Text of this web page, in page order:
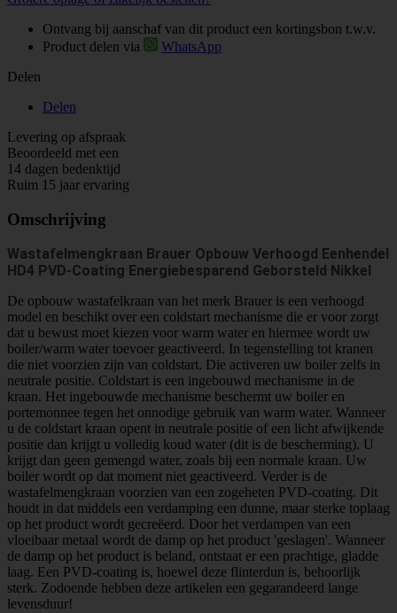
Ontvang bij aanschaf van dit product een kortingsbon t.w.v.
Product delen via
WhatsApp
Delen
Delen
Levering op afspraak
Beoordeeld met een
14 dagen bedenktijd
Ruim 15 jaar ervaring
Omschrijving
Wastafelmengkraan Brauer Opbouw Verhoogd Eenhendel
HD4 PVD-Coating Energiebesparend Geborsteld Nikkel
De opbouw wastafelkraan van het merk Brauer is een verhoogd
model en beschikt over een coldstart mechanisme die er voor zorgt
dat u bewust moet kiezen voor warm water en hiermee wordt uw
boiler/warm water toevoer geactiveerd. In tegenstelling tot kranen
die niet voorzien zijn van coldstart. Die activeren uw boiler zelfs in
neutrale positie. Coldstart is een ingebouwd mechanisme in de
kraan. Het ingebouwde mechanisme beschermt uw boiler en
portemonnee tegen het onnodige gebruik van warm water. Wanneer
u de coldstart kraan opent in neutrale positie of een licht afwijkende
positie dan krijgt u volledig koud water (dit is de bescherming). U
krijgt dan geen gemengd water, zoals bij een normale kraan. Uw
boiler wordt op dat moment niet geactiveerd. Verder is de
wastafelmengkraan voorzien van een zogeheten PVD-coating. Dit
houdt in dat middels een verdamping een dunne, maar sterke toplaag
op het product wordt gecreëerd. Door het verdampen van een
vloeibaar metaal wordt de damp op het product 'geslagen'. Wanneer
de damp op het product is beland, ontstaat er een prachtige, gladde
laag. Een PVD-coating is, hoewel deze flinterdun is, behoorlijk
sterk. Zodoende hebben deze artikelen een gegarandeerd lange
levensduur!